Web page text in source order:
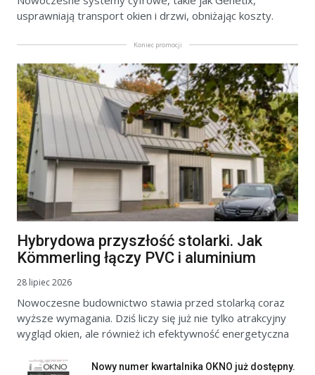
usprawniają transport okien i drzwi, obniżając koszty.
Koniec promocji
Hybrydowa przyszłość stolarki. Jak
Kömmerling łączy PVC i aluminium
28 lipiec 2026
Nowoczesne budownictwo stawia przed stolarką coraz
wyższe wymagania. Dziś liczy się już nie tylko atrakcyjny
wygląd okien, ale również ich efektywność energetyczna
Nowy numer kwartalnika OKNO już dostępny.